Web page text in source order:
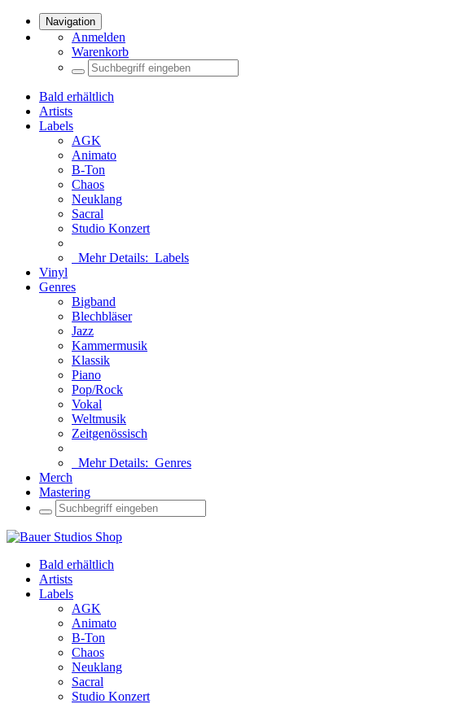
Navigation
Anmelden
Warenkorb
Bald erhältlich
Artists
Labels
AGK
Animato
B-Ton
Chaos
Neuklang
Sacral
Studio Konzert
Mehr Details: Labels
Vinyl
Genres
Bigband
Blechbläser
Jazz
Kammermusik
Klassik
Piano
Pop/Rock
Vokal
Weltmusik
Zeitgenössisch
Mehr Details: Genres
Merch
Mastering
Bald erhältlich
Artists
Labels
AGK
Animato
B-Ton
Chaos
Neuklang
Sacral
Studio Konzert